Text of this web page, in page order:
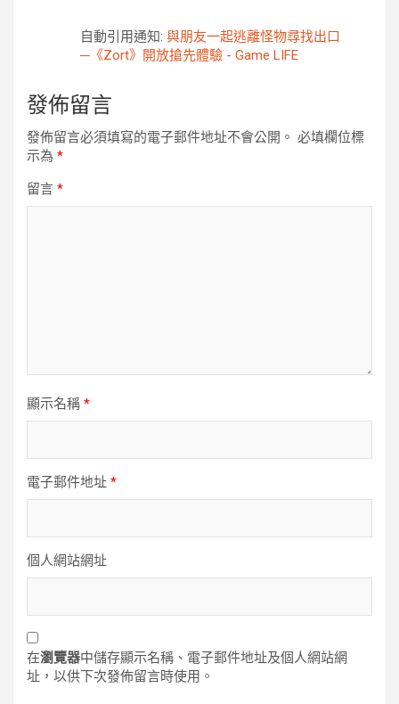
自動引用通知: 與朋友一起逃離怪物尋找出口
─《Zort》開放搶先體驗 - Game LIFE
發佈留言
發佈留言必須填寫的電子郵件地址不會公開。 必填欄位標
示為 *
留言 *
顯示名稱 *
電子郵件地址 *
個人網站網址
在瀏覽器中儲存顯示名稱、電子郵件地址及個人網站網
址，以供下次發佈留言時使用。